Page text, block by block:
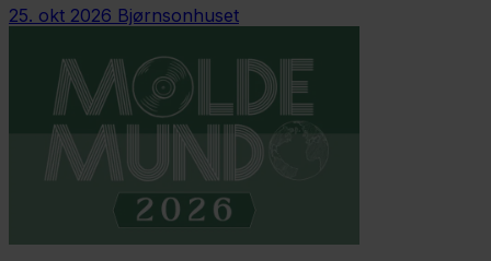
25. okt 2026 Bjørnsonhuset